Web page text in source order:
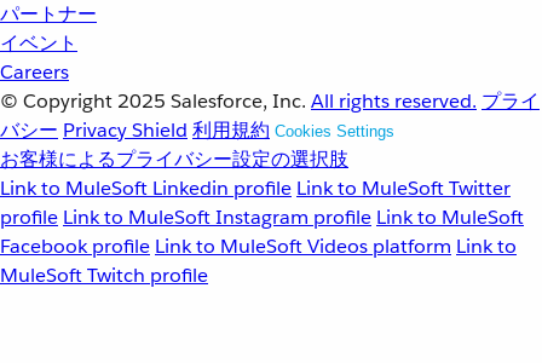
パートナー
イベント
Careers
© Copyright 2025 Salesforce, Inc. All rights reserved. プライ
バシー Privacy Shield 利用規約 Cookies Settings
お客様によるプライバシー設定の選択肢
Link to MuleSoft Linkedin profile Link to MuleSoft Twitter
profile Link to MuleSoft Instagram profile Link to MuleSoft
Facebook profile Link to MuleSoft Videos platform Link to
MuleSoft Twitch profile